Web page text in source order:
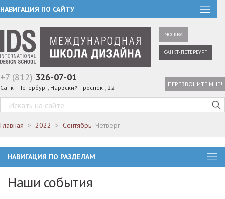
НАВИГАЦИЯ ПО САЙТУ
МОСКВА
САНКТ-ПЕТЕРБУРГ
+7 (812) 326-07-01
Санкт-Петербург, Нарвский проспект, 22 ПЕРЕЗВОНИТЕ МНЕ!
Главная 2022 Сентябрь Четверг
НАВИГАЦИЯ ПО РАЗДЕЛАМ
Наши события